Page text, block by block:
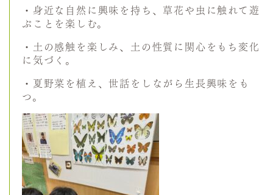
・身近な自然に興味を持ち、草花や虫に触れて遊
ぶことを楽しむ。
・土の感触を楽しみ、土の性質に関心をもち変化
に気づく。
・夏野菜を植え、世話をしながら生長興味をも
つ。